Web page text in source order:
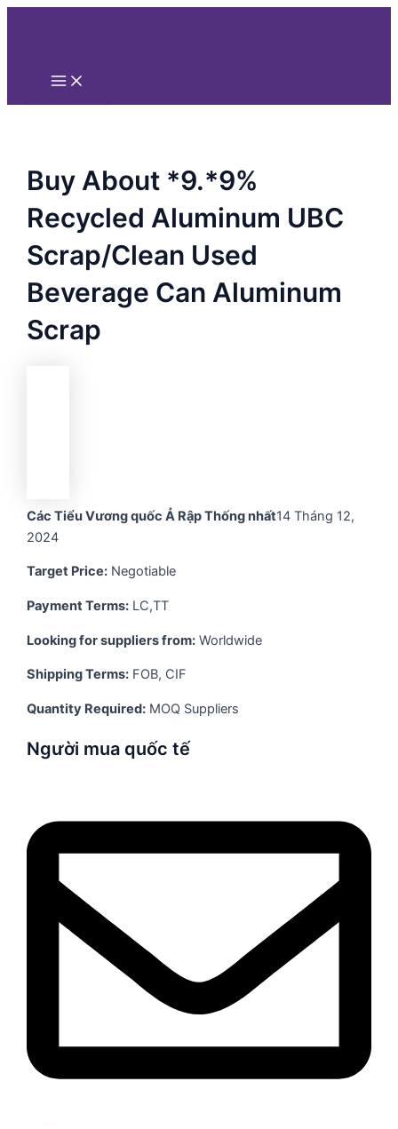
Nhảy
Main
Buy About *9.*9%
Recycled Aluminum UBC
Scrap/Clean Used
Beverage Can Aluminum
Scrap
Các Tiểu Vương quốc Ả Rập Thống nhất14 Tháng 12,
2024
Target Price: Negotiable
Payment Terms: LC,TT
Looking for suppliers from: Worldwide
Shipping Terms: FOB, CIF
Quantity Required: MOQ Suppliers
Người mua quốc tế